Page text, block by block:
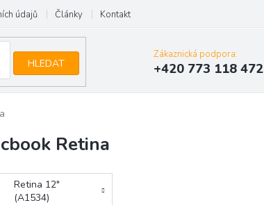
údajů Články Kontakt
HLEDAT
Zákaznická podpora:
+420 773 118 472
Retina
Retina 12"
(A1534)